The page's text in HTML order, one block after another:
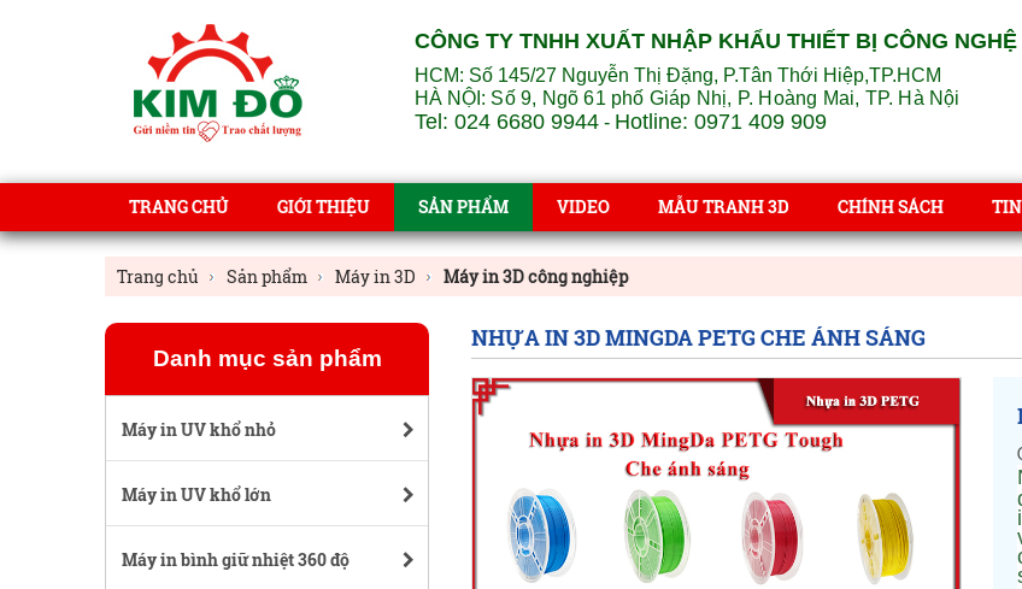
CÔNG TY TNHH XUẤT NHẬP KHẨU THIẾT BỊ CÔNG
HCM: Số 145/27 Nguyễn Thị Đặng, P.Tân Thới Hiệp,TP.HCM
HÀ NỘI: Số 9, Ngõ 61 phố Giáp Nhị, P. Hoàng Mai, TP. Hà Nội
Tel: 024 6680 9944 - Hotline: 0971 409 909
TRANG CHỦ GIỚI THIỆU SẢN PHẨM VIDEO MẪU TRANH 3D CHÍNH SÁCH
Trang chủ Sản phẩm Máy in 3D Máy in 3D công nghiệp
Danh mục sản phẩm
Máy in UV khổ nhỏ
Máy in UV khổ lớn
Máy in bình giữ nhiệt 360 độ
NHỰA IN 3D MINGDA PETG CHE ÁNH SÁNG